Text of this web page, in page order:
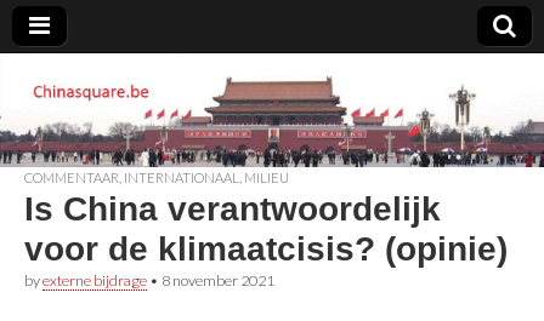
Chinasquare.be
COMMENTAAR INTERNATIONAAL MILIEU
Is China verantwoordelijk
voor de klimaatcisis? (opinie)
byexterne bijdrage • 8 november 2021